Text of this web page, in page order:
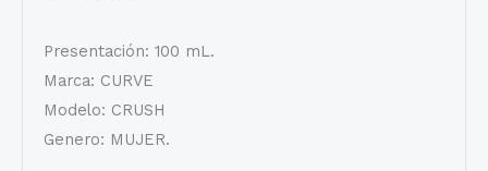
Presentación: 100 mL.
Marca: CURVE
Modelo: CRUSH
Genero: MUJER.